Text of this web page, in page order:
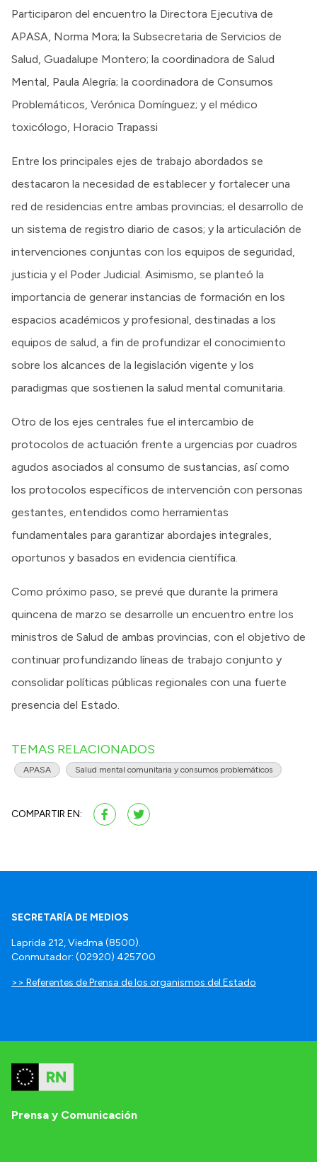
Participaron del encuentro la Directora Ejecutiva de
APASA, Norma Mora; la Subsecretaria de Servicios de
Salud, Guadalupe Montero; la coordinadora de Salud
Mental, Paula Alegría; la coordinadora de Consumos
Problemáticos, Verónica Domínguez; y el médico
toxicólogo, Horacio Trapassi
Entre los principales ejes de trabajo abordados se
destacaron la necesidad de establecer y fortalecer una
red de residencias entre ambas provincias; el desarrollo de
un sistema de registro diario de casos; y la articulación de
intervenciones conjuntas con los equipos de seguridad,
justicia y el Poder Judicial. Asimismo, se planteó la
importancia de generar instancias de formación en los
espacios académicos y profesional, destinadas a los
equipos de salud, a fin de profundizar el conocimiento
sobre los alcances de la legislación vigente y los
paradigmas que sostienen la salud mental comunitaria.
Otro de los ejes centrales fue el intercambio de
protocolos de actuación frente a urgencias por cuadros
agudos asociados al consumo de sustancias, así como
los protocolos específicos de intervención con personas
gestantes, entendidos como herramientas
fundamentales para garantizar abordajes integrales,
oportunos y basados en evidencia científica.
Como próximo paso, se prevé que durante la primera
quincena de marzo se desarrolle un encuentro entre los
ministros de Salud de ambas provincias, con el objetivo de
continuar profundizando líneas de trabajo conjunto y
consolidar políticas públicas regionales con una fuerte
presencia del Estado.
TEMAS RELACIONADOS
APASA Salud mental comunitaria y consumos problemáticos
COMPARTIR EN:
SECRETARÍA DE MEDIOS
Laprida 212, Viedma (8500).
Conmutador: (02920) 425700
>> Referentes de Prensa de los organismos del Estado
Prensa y Comunicación